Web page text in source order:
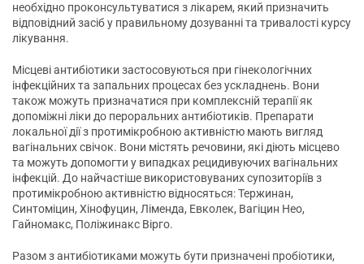
необхідно проконсультуватися з лікарем, який призначить
відповідний засіб у правильному дозуванні та тривалості курсу
лікування.
Місцеві антибіотики застосовуються при гінекологічних
інфекційних та запальних процесах без ускладнень. Вони
також можуть призначатися при комплексній терапії як
допоміжні ліки до пероральних антибіотиків. Препарати
локальної дії з протимікробною активністю мають вигляд
вагінальних свічок. Вони містять речовини, які діють місцево
та можуть допомогти у випадках рецидивуючих вагінальних
інфекцій. До найчастіше використовуваних супозиторіїв з
протимікробною активністю відносяться: Тержинан,
Синтоміцин, Хінофуцин, Ліменда, Евколек, Вагіцин Нео,
Гайномакс, Поліжинакс Вірго.
Разом з антибіотиками можуть бути призначені пробіотики,